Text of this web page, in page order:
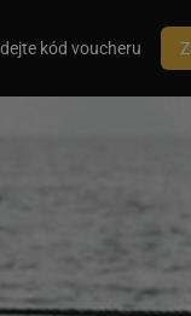
kód voucheru